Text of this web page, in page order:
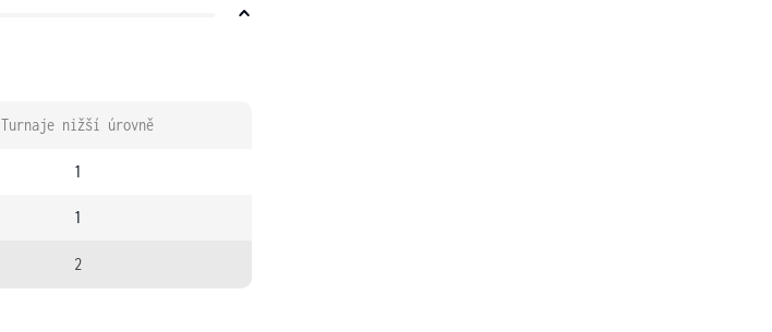
Turnaje nižší úrovně
1
1
2